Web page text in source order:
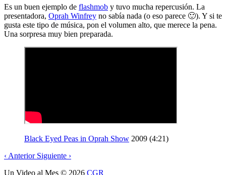
Es un buen ejemplo de flashmob y tuvo mucha repercusión. La
presentadora, Oprah Winfrey no sabía nada (o eso parece 🙂). Y si te
gusta este tipo de música, pon el volumen alto, que merece la pena.
Una sorpresa muy bien preparada.
Black Eyed Peas in Oprah Show 2009 (4:21)
‹ Anterior Siguiente ›
Un Video al Mes © 2026 CGR